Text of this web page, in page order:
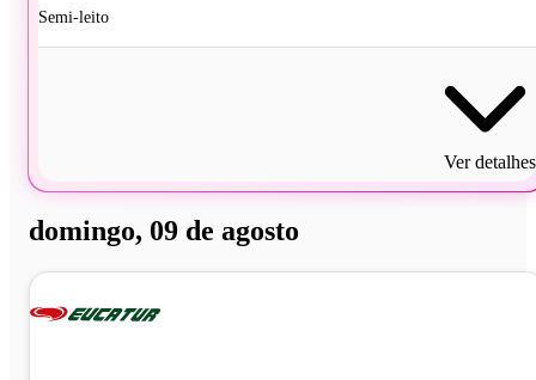
Semi-leito
Ver detalhes
domingo, 09 de agosto